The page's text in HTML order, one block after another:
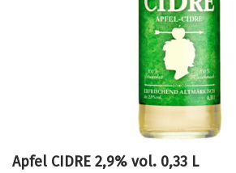
Apfel CIDRE 2,9% vol. 0,33 L